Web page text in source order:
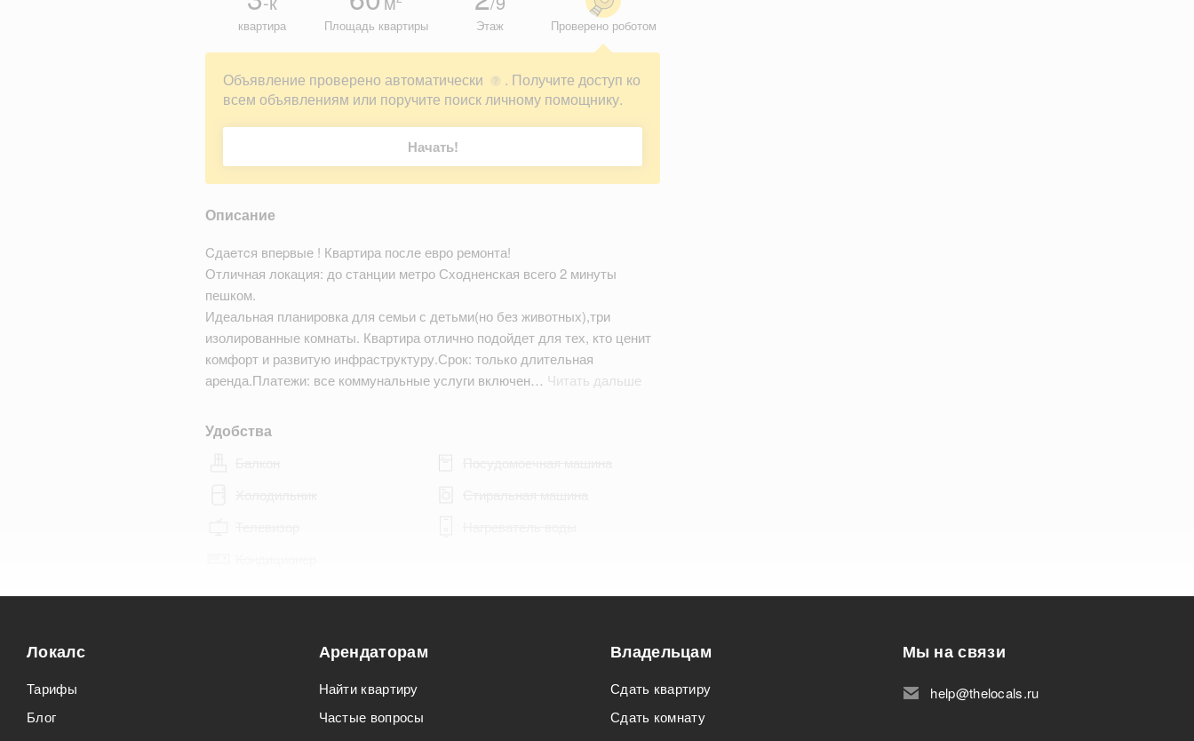
квартира Площадь квартиры Этаж Проверено роботом
Объявление проверено автоматически ?
. Получите доступ ко
всем объявлениям или поручите поиск личному помощнику.
Начать!
Описание
Cдаeтcя впepвые ! Квартира после евро ремонта!
Отличная локация: до станции метро Сходненская всего 2 минуты
пешком.
Идеальная планировка для семьи с детьми(но без животных),три
изолированные комнаты. Квартира отлично подойдет для тех, кто ценит
комфорт и развитую инфраструктуру.Срок: только длительная
аренда.Платежи: все коммунальные услуги включен… Читать дальше
Удобства
Подходит для мероприятий
Локалс
Тарифы
Блог
Арендаторам
Найти квартиру
Частые вопросы
Владельцам
Сдать квартиру
Сдать комнату
Мы на связи
help@thelocals.ru